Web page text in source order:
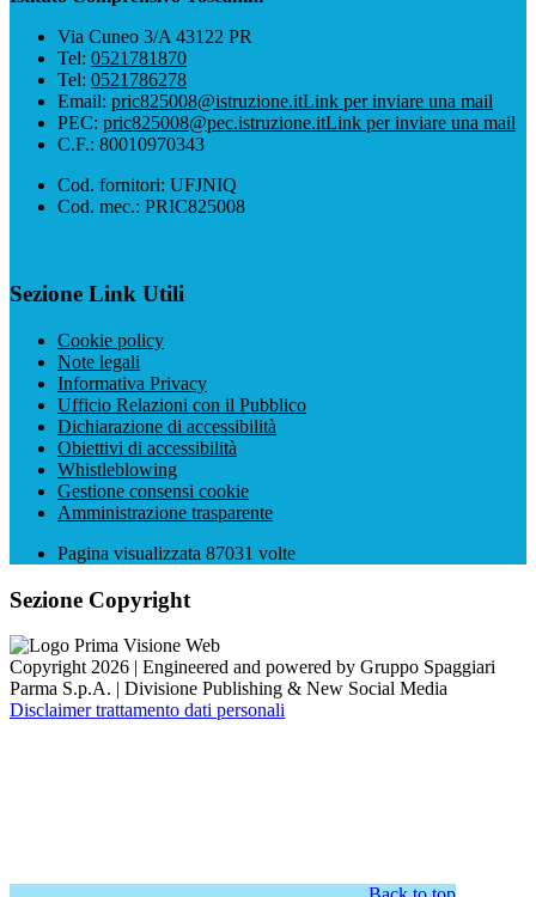
Via Cuneo 3/A 43122 PR
Tel: 0521781870
Tel: 0521786278
Email: pric825008@istruzione.itLink per inviare una mail
PEC: pric825008@pec.istruzione.itLink per inviare una mail
C.F.: 80010970343
Cod. fornitori: UFJNIQ
Cod. mec.: PRIC825008
Sezione Link Utili
Cookie policy
Note legali
Informativa Privacy
Ufficio Relazioni con il Pubblico
Dichiarazione di accessibilità
Obiettivi di accessibilità
Whistleblowing
Gestione consensi cookie
Amministrazione trasparente
Pagina visualizzata 87031 volte
Sezione Copyright
Copyright 2026 | Engineered and powered by Gruppo Spaggiari
Parma S.p.A. | Divisione Publishing & New Social Media
Disclaimer trattamento dati personali